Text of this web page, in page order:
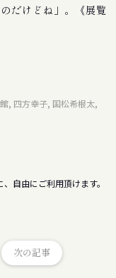
だけどね」。《展覧
, 四方幸子, 国松希根太,
自由にご利用頂けます。
次の記事